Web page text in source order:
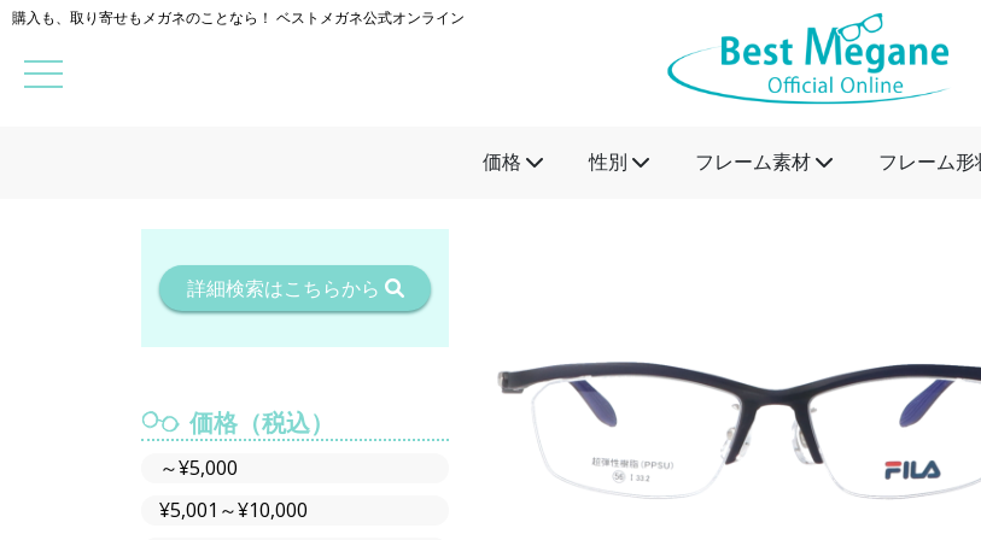
購入も、取り寄せもメガネのことなら！ ベストメガネ公式オンライン
価格 性別 フレーム素材 フレーム形
詳細検索はこちらから
価格（税込）
～¥5,000
¥5,001～¥10,000